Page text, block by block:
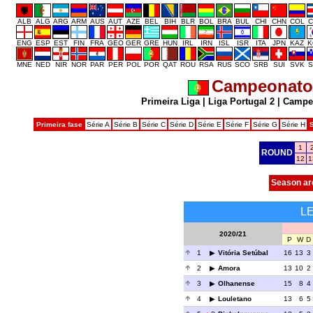
ALB ALG ARG ARM AUS AUT AZE BEL BIH BLR BOL BRA BUL CHI CHN COL
ENG ESP EST FIN FRA GEO GER GRE HUN IRL IRN ISL ISR ITA JPN KAZ
MNE NED NIR NOR PAR PER POL POR QAT ROU RSA RUS SCO SRB SUI SVK
Primeira Liga| Liga Portugal 2|
Primeira fase Série A Série B Série C Série D Série E Série F Série G Série H
ROUND
1
12
Season
2020/21
P W D
1
Vitória Setúbal 16 13 3
2
Amora 13 10 2
3
Olhanense 15 8 4
4
Louletano 13 6 5